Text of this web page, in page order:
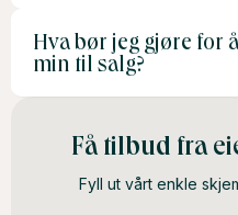
Lekas naturskjønne
kan øke etterspørselen,
Hva bør jeg gjøre for
min til salg?
Sørg for at boligen er ren
vedlikehold, og vurder
attraktiv for kjøpere.
Få tilbud fra
Fyll ut vårt enkle